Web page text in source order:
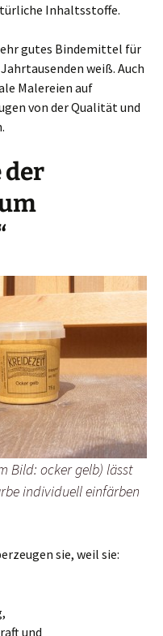
Inhaltsstoffe.
gutes Bindemittel für
weiß. Auch
Malereien auf
von der Qualität und
der
Bild: ocker gelb) lässt
individuell einfärben
sie, weil sie:
und